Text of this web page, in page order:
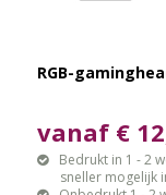
RGB-
vanaf €
Bedrukt in 1 - 2
sneller mogelijk